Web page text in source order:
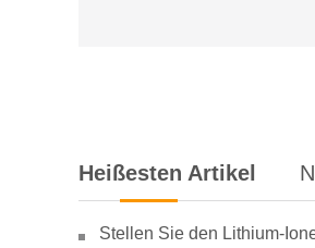
Heißesten Artikel
Stellen Sie den Lithium-